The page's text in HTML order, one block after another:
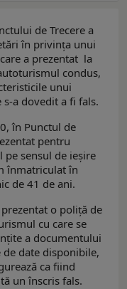
de Trecere a
în privinţa unui
a prezentat la
condus,
unui
a dovedit a fi fals.
în Punctul de
pentru
sensul de ieșire
înmatriculat în
de 41 de ani.
o poliță de
cu care se
a documentului
date disponibile,
ca fiind
un înscris fals.